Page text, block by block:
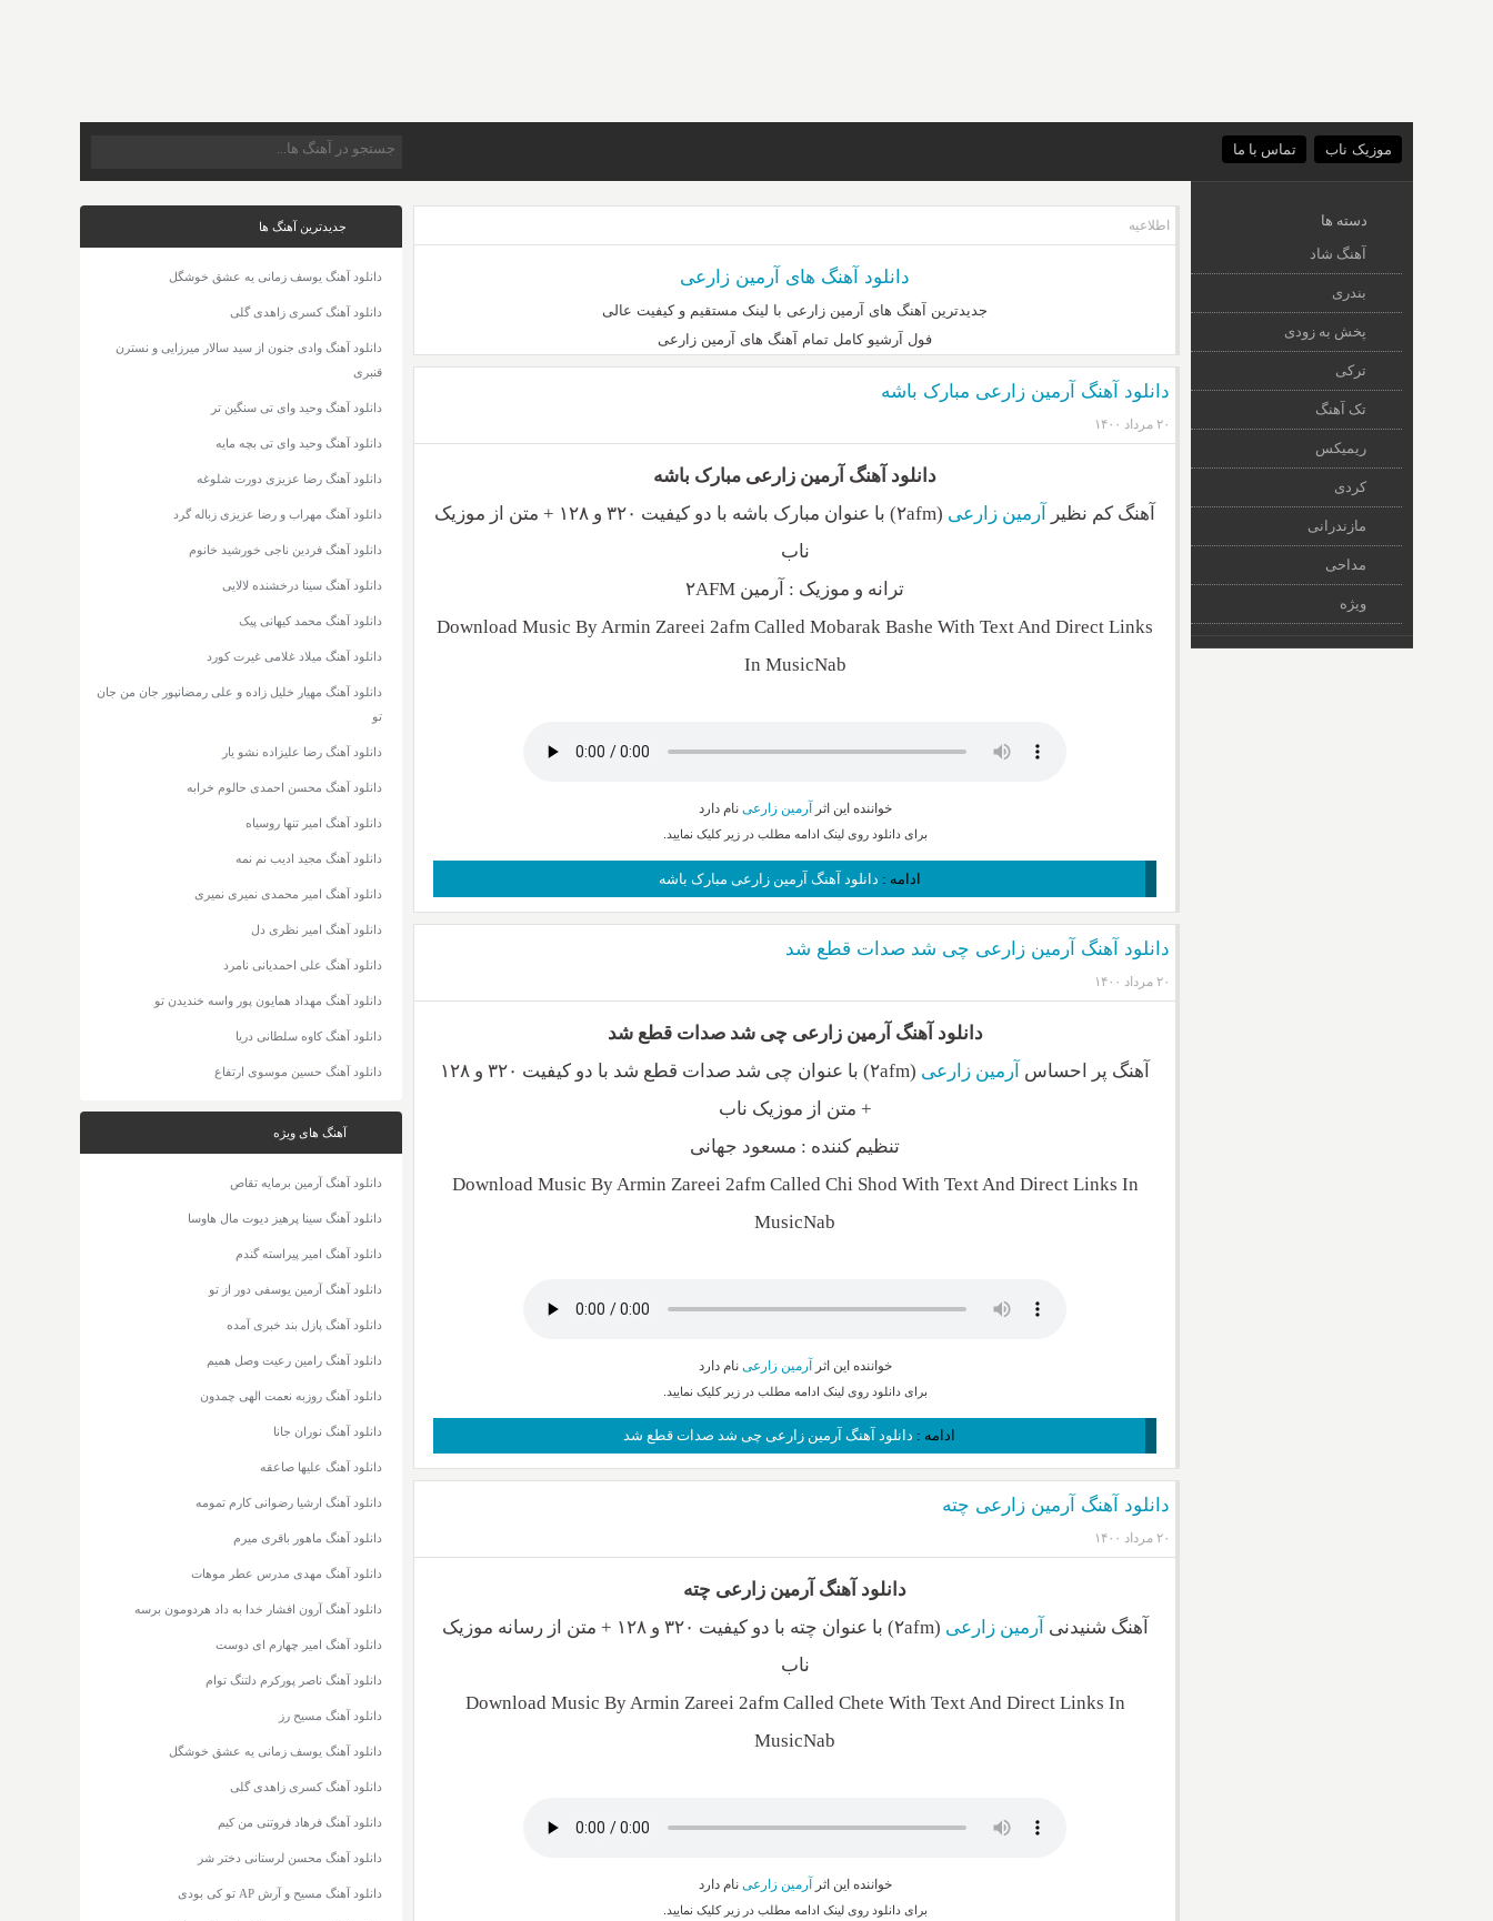
موزیک ناب تماس با ما
اطلاعیه
دانلود آهنگ های آرمین زارعی
جدیدترین آهنگ های آرمین زارعی با لینک مستقیم و کیفیت عالی
فول آرشیو کامل تمام آهنگ های آرمین زارعی
دانلود آهنگ آرمین زارعی مبارک باشه
۲۰ مرداد ۱۴۰۰
دانلود آهنگ آرمین زارعی مبارک باشه
آهنگ کم نظیر
آرمین زارعی
(۲afm) با عنوان مبارک باشه با دو کیفیت ۳۲۰ و ۱۲۸ + متن از موزیک
ناب
ترانه و موزیک : آرمین ۲AFM
Download Music By Armin Zareei 2afm Called Mobarak Bashe With Text And Direct Links
In MusicNab
خواننده این اثر آرمین زارعی نام دارد
برای دانلود روی لینک ادامه مطلب در زیر کلیک نمایید.
ادامه : دانلود آهنگ آرمین زارعی مبارک باشه
دانلود آهنگ آرمین زارعی چی شد صدات قطع شد
۲۰ مرداد ۱۴۰۰
دانلود آهنگ آرمین زارعی چی شد صدات قطع شد
آهنگ پر احساس آرمین زارعی
(۲afm) با عنوان چی شد صدات قطع شد با دو کیفیت ۳۲۰ و ۱۲۸
+ متن از موزیک ناب
تنظیم کننده : مسعود جهانی
Download Music By Armin Zareei 2afm Called Chi Shod With Text And Direct Links In
MusicNab
خواننده این اثرآرمین زارعی نام دارد
برای دانلود روی لینک ادامه مطلب در زیر کلیک نمایید.
ادامه : دانلود آهنگ آرمین زارعی چی شد صدات قطع شد
دانلود آهنگ آرمین زارعی چته
۲۰ مرداد ۱۴۰۰
دانلود آهنگ آرمین زارعی چته
آهنگ شنیدنی آرمین زارعی
(۲afm) با عنوان چته با دو کیفیت ۳۲۰ و ۱۲۸ + متن از رسانه موزیک
ناب
Download Music By Armin Zareei 2afm Called Chete With Text And Direct Links In
MusicNab
خواننده این اثر آرمین زارعی نام دارد
برای دانلود روی لینک ادامه مطلب در زیر کلیک نمایید.
جدیدترین آهنگ ها
دانلود آهنگ یوسف زمانی یه عشق خوشگل
دانلود آهنگ کسری زاهدی گلی
دانلود آهنگ وادی جنون از سید سالار میرزایی و نسترن
قنبری
دانلود آهنگ وحید وای تی سنگین تر
دانلود آهنگ وحید وای تی بچه مایه
دانلود آهنگ رضا عزیزی دورت شلوغه
دانلود آهنگ مهراب و رضا عزیزی زباله گرد
دانلود آهنگ فردین ناجی خورشید خانوم
دانلود آهنگ سینا درخشنده لالایی
دانلود آهنگ محمد کیهانی پیک
دانلود آهنگ میلاد غلامی غیرت کورد
دانلود آهنگ مهیار خلیل زاده و علی رمضانپور جان من جان
تو
دانلود آهنگ رضا علیزاده نشو یار
دانلود آهنگ محسن احمدی حالوم خرابه
دانلود آهنگ امیر تنها روسیاه
دانلود آهنگ مجید ادیب نم نمه
دانلود آهنگ امیر محمدی نمیری نمیری
دانلود آهنگ امیر نظری دل
دانلود آهنگ علی احمدیانی نامرد
دانلود آهنگ مهداد همایون پور واسه خندیدن تو
دانلود آهنگ کاوه سلطانی دریا
دانلود آهنگ حسین موسوی ارتفاع
آهنگ های ویژه
دانلود آهنگ آرمین برمایه تقاص
دانلود آهنگ سینا پرهیز دیوت مال هاوسا
دانلود آهنگ امیر پیراسته گندم
دانلود آهنگ آرمین یوسفی دور از تو
دانلود آهنگ پازل بند خبری آمده
دانلود آهنگ رامین رعیت وصل همیم
دانلود آهنگ روزبه نعمت الهی چمدون
دانلود آهنگ نوران جانا
دانلود آهنگ علیها صاعقه
دانلود آهنگ ارشیا رضوانی کارم تمومه
دانلود آهنگ ماهور باقری میرم
دانلود آهنگ مهدی مدرس عطر موهات
دانلود آهنگ آرون افشار خدا به داد هردومون برسه
دانلود آهنگ امیر چهارم ای دوست
دانلود آهنگ ناصر پورکرم دلتنگ توام
دانلود آهنگ مسیح رز
دانلود آهنگ یوسف زمانی یه عشق خوشگل
دانلود آهنگ کسری زاهدی گلی
دانلود آهنگ فرهاد فروتنی من کیم
دانلود آهنگ محسن لرستانی دختر شر
دانلود آهنگ مسیح و آرش AP تو کی بودی
دسته ها
آهنگ شاد
بندری
پخش به زودی
ترکی
تک آهنگ
ریمیکس
کردی
مازندرانی
مداحی
ویژه